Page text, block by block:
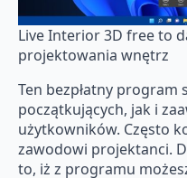
Live Interior 3D free to
projektowania wnętrz
Ten bezpłatny
początkujących, jak i
użytkowników. Często
zawodowi projektanci.
to, iż z programu